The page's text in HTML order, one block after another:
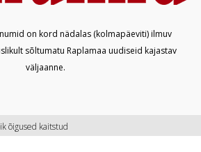
on kord nädalas (kolmapäeviti) ilmuv
sõltumatu Raplamaa uudiseid kajastav
väljaanne.
õigused kaitstud